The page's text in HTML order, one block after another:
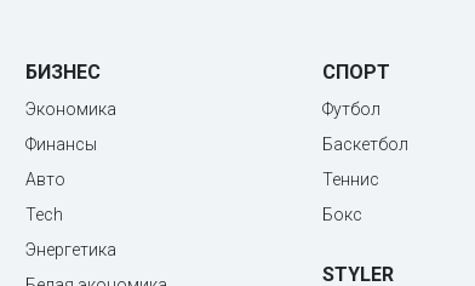
БИЗНЕС
Экономика
Финансы
Авто
Tech
Энергетика
СПОРТ
Футбол
Баскетбол
Теннис
Бокс
STYLER